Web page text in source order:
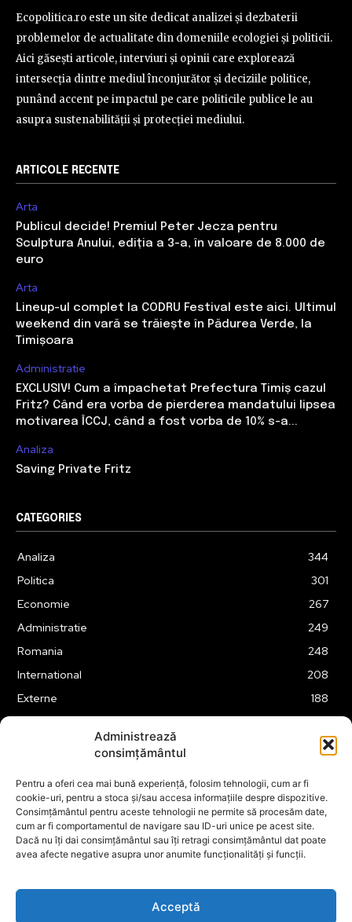
Administrează
consimțământul
Pentru a oferi cea mai bună experiență, folosim tehnologii, cum ar fi
cookie-uri, pentru a stoca și/sau accesa informațiile despre dispozitive.
Consimțământul pentru aceste tehnologii ne permite să procesăm date,
cum ar fi comportamentul de navigare sau ID-uri unice pe acest site.
Dacă nu îți dai consimțământul sau îți retragi consimțământul dat poate
avea afecte negative asupra unor anumite funcționalități și funcții.
Acceptă
Ecopolitica.ro este un site dedicat analizei și dezbaterii
problemelor de actualitate din domeniile ecologiei și politicii.
Aici găsești articole, interviuri și opinii care explorează
intersecția dintre mediul înconjurător și deciziile politice,
punând accent pe impactul pe care politicile publice le au
asupra sustenabilității și protecției mediului.
ARTICOLE RECENTE
Arta
Publicul decide! Premiul Peter Jecza pentru
Sculptura Anului, ediția a 3-a, în valoare de 8.000 de
euro
Arta
Lineup-ul complet la CODRU Festival este aici. Ultimul
weekend din vară se trăiește în Pădurea Verde, la
Timișoara
Administratie
EXCLUSIV! Cum a împachetat Prefectura Timiș cazul
Fritz? Când era vorba de pierderea mandatului lipsea
motivarea ÎCCJ, când a fost vorba de 10% s-a...
Analiza
Saving Private Fritz
CATEGORIES
Analiza
344
Politica
301
Economie
267
Administratie
249
Romania
248
International
208
Externe
188
174
Financiar
160
ABUZURI
158
Social
157
Cultura
149